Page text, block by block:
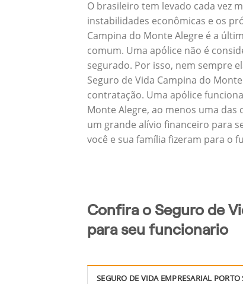
O brasileiro tem levado cada vez
instabilidades econômicas e os
Campina do Monte Alegre é a
comum. Uma apólice não é
segurado. Por isso, nem sempre
Seguro de Vida Campina do
contratação. Uma apólice
Monte Alegre, ao menos uma
um grande alívio financeiro para
você e sua família fizeram para o
Confira o Seguro de
para seu funcionario
SEGURO DE VIDA EMPRESARIAL PORTO